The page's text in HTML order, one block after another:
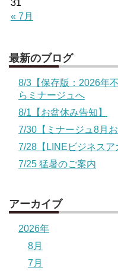
« 7月
31
最新のブログ
8/3【保存版：2026年
らミナージュへ
8/1【お盆休み告知】
7/30【ミナージュ8月お
7/28【LINEビジネスア
7/25 猛暑のご案内
アーカイブ
2026年
8月
7月